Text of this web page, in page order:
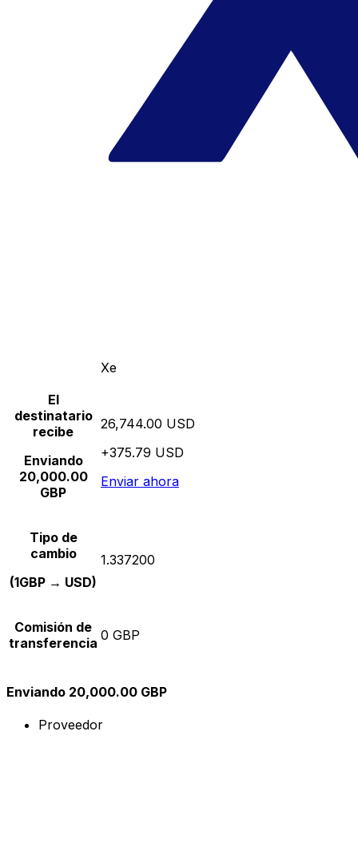
Xe
El
destinatario
recibe
Enviando
20,000.00
GBP
26,744.00 USD
+375.79 USD
Enviar ahora
Tipo de
cambio
(1GBP → USD)
1.337200
Comisión de
transferencia 0 GBP
Enviando 20,000.00 GBP
Proveedor